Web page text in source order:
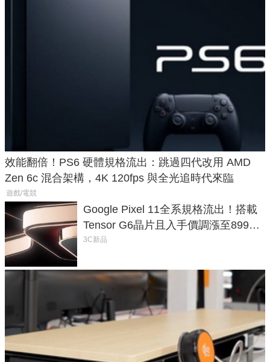
效能翻倍！PS6 硬體規格流出：跳過四代改用 AMD
Zen 6c 混合架構，4K 120fps 與全光追時代來臨
遊戲/電競
Google Pixel 11全系規格流出！搭載
Tensor G6晶片且入手價調漲至899美
元
3C新品